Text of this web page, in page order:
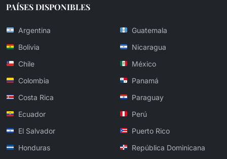
PAÍSES DISPONIBLES
Argentina
Bolivia
Chile
Colombia
Costa Rica
Ecuador
El Salvador
Honduras
Guatemala
Nicaragua
México
Panamá
Paraguay
Perú
Puerto Rico
República Dominicana